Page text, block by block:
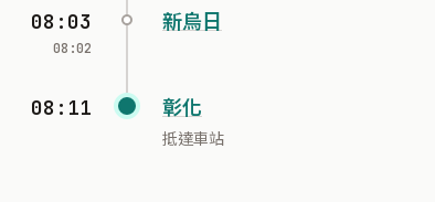
08:03
08:02
新烏日
08:11 彰化
抵達車站